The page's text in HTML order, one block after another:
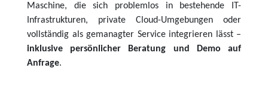
Maschine, die sich problemlos in bestehende IT-
Infrastrukturen, private Cloud-Umgebungen oder
vollständig als gemanagter Service integrieren lässt –
inklusive persönlicher Beratung und Demo auf
Anfrage.